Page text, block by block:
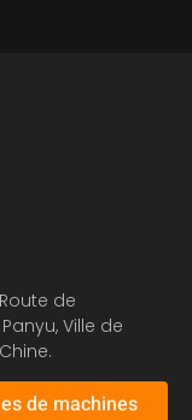
de
Ville de
de machines